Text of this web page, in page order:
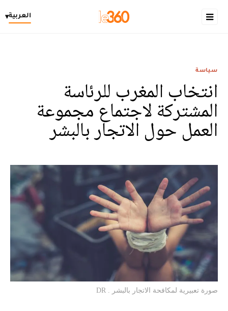
العربية▾
سياسة
انتخاب المغرب للرئاسة
المشتركة لاجتماع مجموعة
العمل حول الاتجار بالبشر
صورة تعبيرية لمكافحة الاتجار بالبشر . DR